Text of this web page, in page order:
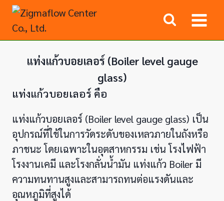
Skip
content
แท่งแก้วบอยเลอร์ (Boiler level gauge
glass)
แท่งแก้วบอยเลอร์ คือ
แท่งแก้วบอยเลอร์ (Boiler level gauge glass) เป็น
อุปกรณ์ที่ใช้ในการวัดระดับของเหลวภายในถังหรือ
ภาชนะ โดยเฉพาะในอุตสาหกรรม เช่น โรงไฟฟ้า
โรงงานเคมี และโรงกลั่นน้ำมัน แท่งแก้ว Boiler มี
ความทนทานสูงและสามารถทนต่อแรงดันและ
อุณหภูมิที่สูงได้